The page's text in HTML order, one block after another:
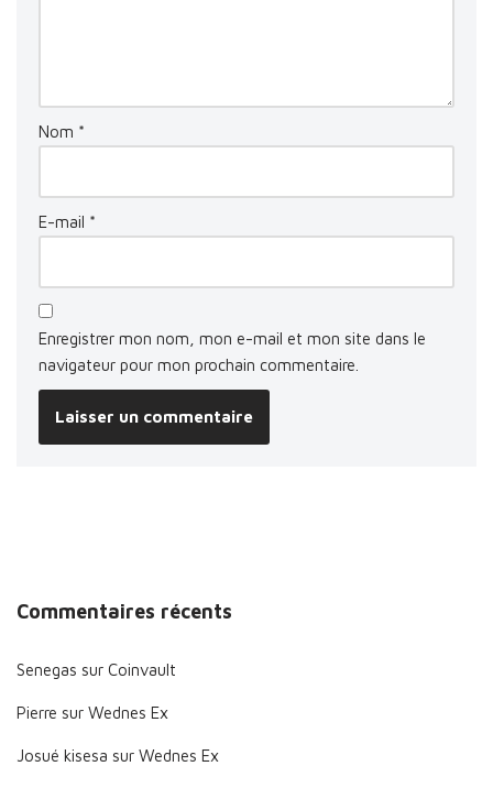
Nom *
E-mail *
Enregistrer mon nom, mon e-mail et mon site dans le
navigateur pour mon prochain commentaire.
Commentaires récents
Senegas sur Coinvault
Pierre sur Wednes Ex
Josué kisesa sur Wednes Ex